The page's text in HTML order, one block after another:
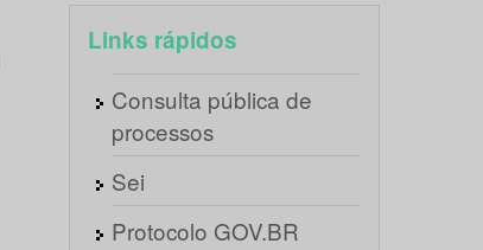
Links rápidos
Consulta pública de
processos
Sei
Protocolo GOV.BR